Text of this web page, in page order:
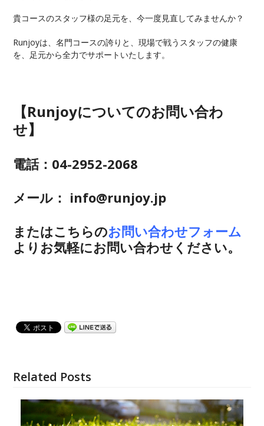
貴コースのスタッフ様の足元を、今一度見直してみませんか？
Runjoyは、名門コースの誇りと、現場で戦うスタッフの健康
を、足元から全力でサポートいたします。
【Runjoyについてのお問い合わ
せ】
電話：04-2952-2068
メール： info@runjoy.jp
またはこちらのお問い合わせフォーム
よりお気軽にお問い合わせください。
Related Posts